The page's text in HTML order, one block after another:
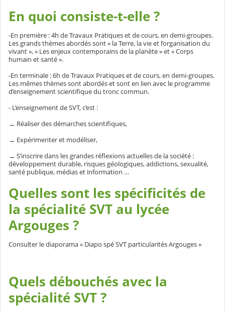
En quoi consiste-t-elle ?
-En première : 4h de Travaux Pratiques et de cours, en demi-groupes.
Les grands thèmes abordés sont « la Terre, la vie et l’organisation du
vivant », « Les enjeux contemporains de la planète » et « Corps
humain et santé ».
-En terminale : 6h de Travaux Pratiques et de cours, en demi-groupes.
Les mêmes thèmes sont abordés et sont en lien avec le programme
d’enseignement scientifique du tronc commun.
- L’enseignement de SVT, c’est :
→ Réaliser des démarches scientifiques,
→ Expérimenter et modéliser,
→ S’inscrire dans les grandes réflexions actuelles de la société :
développement durable, risques géologiques, addictions, sexualité,
santé publique, médias et information …
Quelles sont les spécificités de
la spécialité SVT au lycée
Argouges ?
Consulter le diaporama « Diapo spé SVT particularités Argouges »
Quels débouchés avec la
spécialité SVT ?